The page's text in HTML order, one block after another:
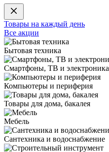
Товары на каждый день
Все акции
Бытовая техника
Смартфоны, ТВ и электроника
Компьютеры и периферия
Товары для дома, бакалея
Мебель
Сантехника и водоснабжение